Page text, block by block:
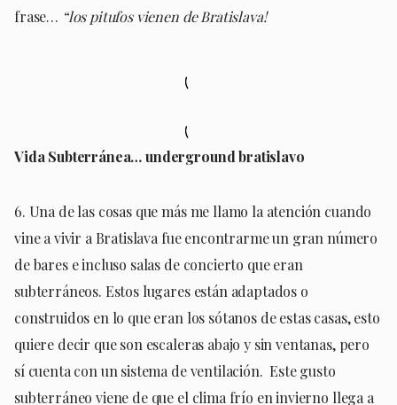
frase… “los pitufos vienen de Bratislava!
Vida Subterránea… underground bratislavo
6. Una de las cosas que más me llamo la atención cuando
vine a vivir a Bratislava fue encontrarme un gran número
de bares e incluso salas de concierto que eran
subterráneos. Estos lugares están adaptados o
construidos en lo que eran los sótanos de estas casas, esto
quiere decir que son escaleras abajo y sin ventanas, pero
sí cuenta con un sistema de ventilación. Este gusto
subterráneo viene de que el clima frío en invierno llega a